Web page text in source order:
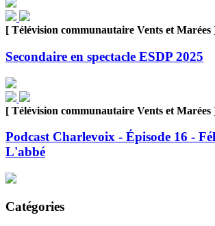
[ Télévision communautaire Vents et Marées
Secondaire en spectacle ESDP 2025
[ Télévision communautaire Vents et Marées
Podcast Charlevoix - Épisode 16 -
L'abbé
Catégories